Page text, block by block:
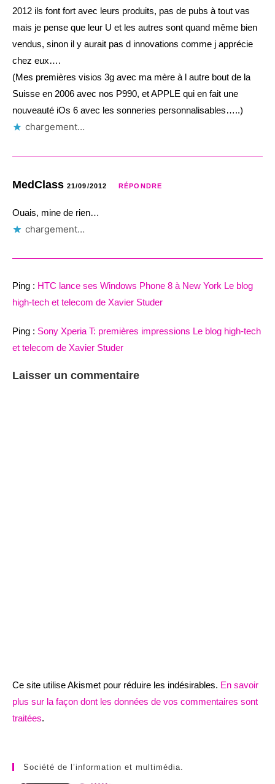
2012 ils font fort avec leurs produits, pas de pubs à tout vas
mais je pense que leur U et les autres sont quand même bien
vendus, sinon il y aurait pas d innovations comme j apprécie
chez eux….
(Mes premières visios 3g avec ma mère à l autre bout de la
Suisse en 2006 avec nos P990, et APPLE qui en fait une
nouveauté iOs 6 avec les sonneries personnalisables…..)
chargement…
MedClass 21/09/2012 RÉPONDRE
Ouais, mine de rien…
chargement…
Ping : HTC lance ses Windows Phone 8 à New York Le blog
high-tech et telecom de Xavier Studer
Ping : Sony Xperia T: premières impressions Le blog high-tech
et telecom de Xavier Studer
Laisser un commentaire
Ce site utilise Akismet pour réduire les indésirables. En savoir
plus sur la façon dont les données de vos commentaires sont
traitées.
Société de l’information et multimédia.